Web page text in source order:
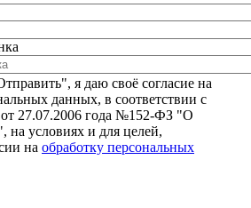
я даю своё согласие на
данных, в соответствии с
27.07.2006 года №152-ФЗ "О
на условиях и для целей,
на обработку персональных